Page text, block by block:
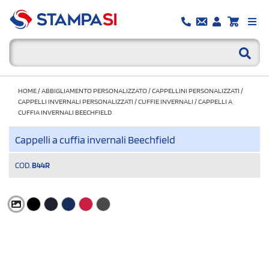
HOME/ABBIGLIAMENTO PERSONALIZZATO/CAPPELLINI PERSONALIZZATI /
CAPPELLI INVERNALI PERSONALIZZATI /CUFFIE INVERNALI /CAPPELLI A
CUFFIA INVERNALI BEECHFIELD
Cappelli a cuffia invernali Beechfield
COD. B44R